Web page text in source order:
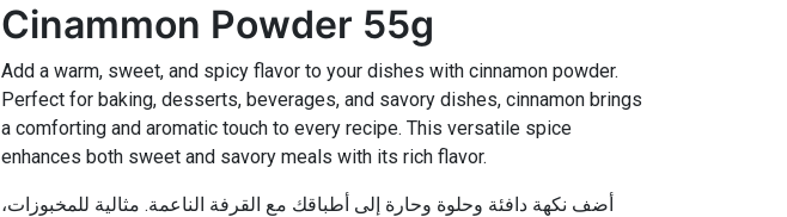
Cinammon Powder 55g
Add a warm, sweet, and spicy flavor to your dishes with cinnamon powder.
Perfect for baking, desserts, beverages, and savory dishes, cinnamon brings
a comforting and aromatic touch to every recipe. This versatile spice
enhances both sweet and savory meals with its rich flavor.
أضف نكهة دافئة وحلوة وحارة إلى أطباقك مع القرفة الناعمة. مثالية للمخبوزات،